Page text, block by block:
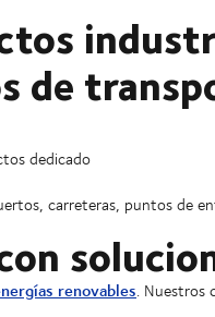
de
dedicado
carreteras, puntos de
renovables. Nuestros